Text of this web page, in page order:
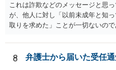
これは詐欺などのメッセージと思
が、他人に対し「以前未成年と知
取りを求めた」ことが一切ないの
8 弁護士から届いた受任